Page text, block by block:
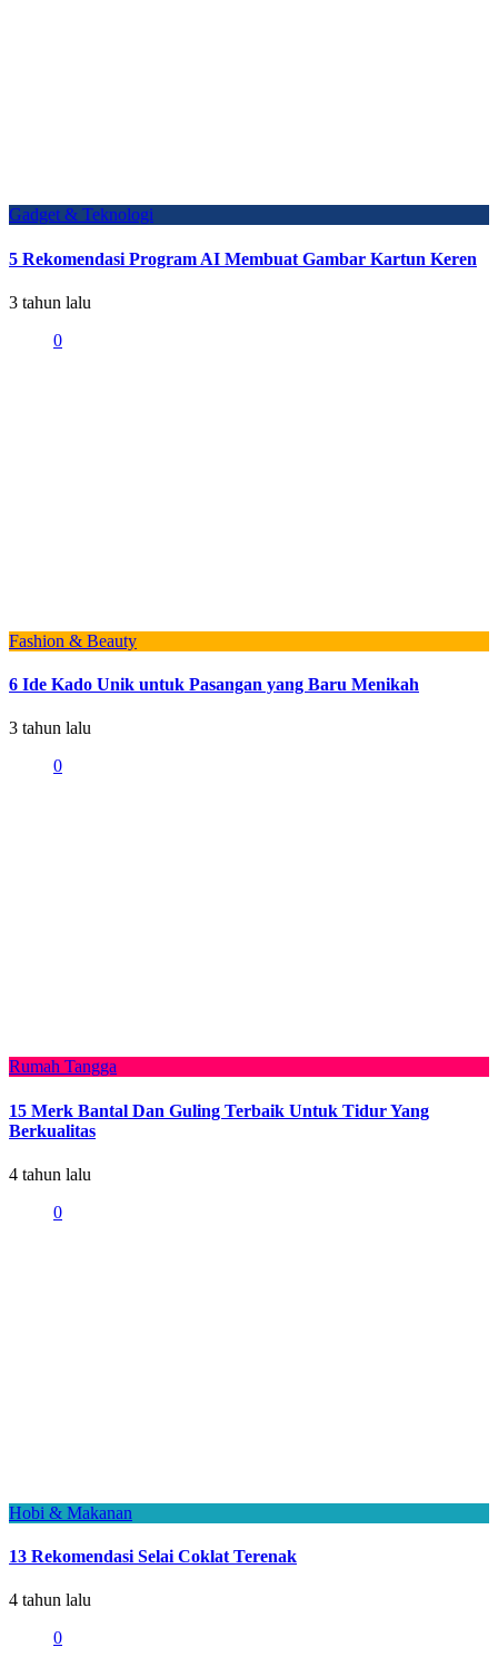
Gadget & Teknologi
5 Rekomendasi Program AI Membuat Gambar Kartun Keren
3 tahun lalu
0
Fashion & Beauty
6 Ide Kado Unik untuk Pasangan yang Baru Menikah
3 tahun lalu
0
Rumah Tangga
15 Merk Bantal Dan Guling Terbaik Untuk Tidur Yang
Berkualitas
4 tahun lalu
0
Hobi & Makanan
13 Rekomendasi Selai Coklat Terenak
4 tahun lalu
0